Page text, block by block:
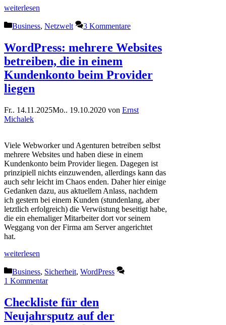
weiterlesen
Kategorien
Business, Netzwelt 3 Kommentare
WordPress: mehrere Websites
betreiben, die in einem
Kundenkonto beim Provider
liegen
Fr.. 14.11.2025Mo.. 19.10.2020 von Ernst
Michalek
Viele Webworker und Agenturen betreiben selbst
mehrere Websites und haben diese in einem
Kundenkonto beim Provider liegen. Dagegen ist
prinzipiell nichts einzuwenden, allerdings kann das
auch sehr leicht im Chaos enden. Daher hier einige
Gedanken dazu, aus aktuellem Anlass, nachdem
ich gestern bei einem Kunden (stundenlang, aber
letztlich erfolgreich) die Verwüstung beseitigt habe,
die ein ehemaliger Mitarbeiter dort vor seinem
Weggang von der Firma am Server angerichtet
hat.
weiterlesen
Kategorien
Business, Sicherheit, WordPress
1 Kommentar
Checkliste für den
Neujahrsputz auf der